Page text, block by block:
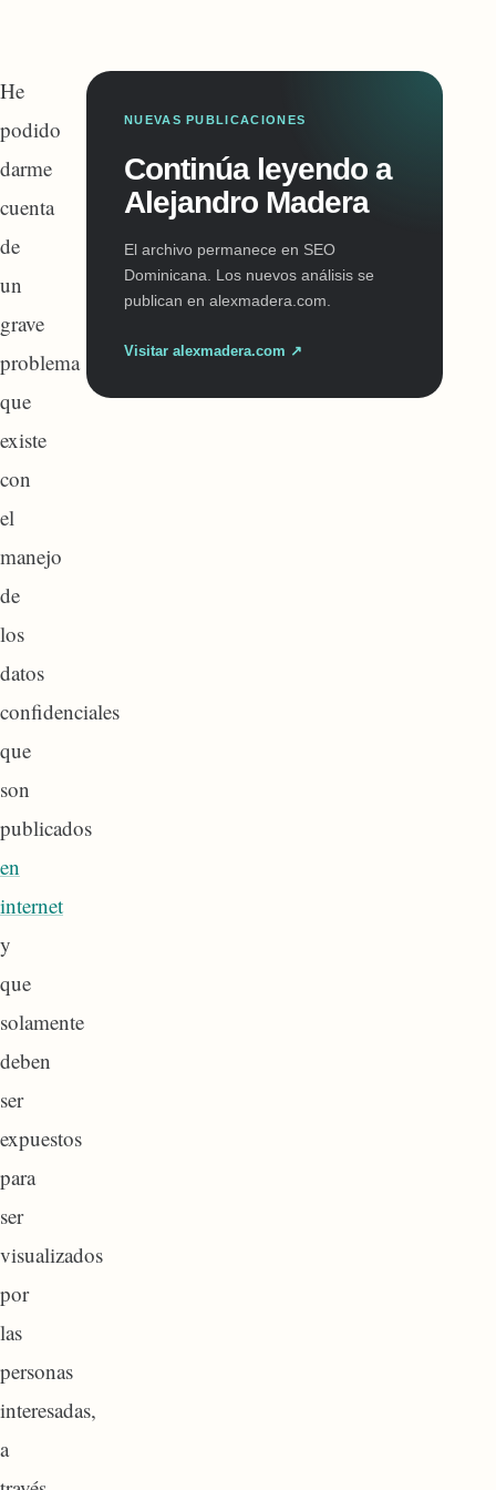
He
podido
darme
cuenta
de
un
grave
problema
que
existe
con
el
manejo
de
los
datos
confidenciales
que
son
publicados
en
internet
y
que
solamente
deben
ser
expuestos
para
ser
visualizados
por
las
personas
interesadas,
a
NUEVAS PUBLICACIONES
Continúa leyendo a
Alejandro Madera
El archivo permanece en SEO
Dominicana. Los nuevos análisis se
publican en alexmadera.com.
Visitar alexmadera.com ↗